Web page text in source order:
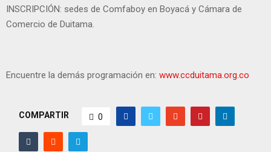
INSCRIPCIÓN: sedes de Comfaboy en Boyacá y Cámara de
Comercio de Duitama.
Encuentre la demás programación en: www.ccduitama.org.co
COMPARTIR 0